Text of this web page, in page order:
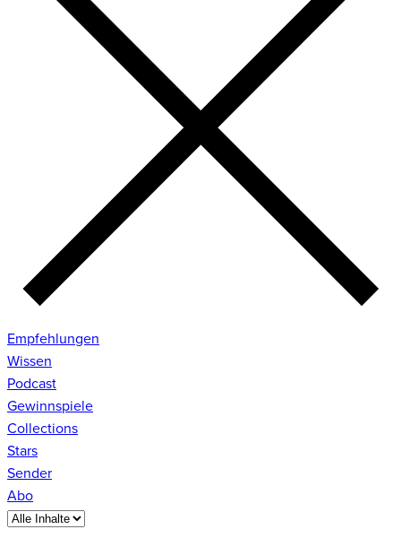
Empfehlungen
Wissen
Podcast
Gewinnspiele
Collections
Stars
Sender
Abo